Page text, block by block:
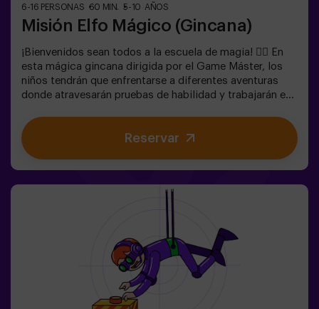
6-16 PERSONAS 60 MIN. 5-10 AÑOS
Misión Elfo Mágico (Gincana)
¡Bienvenidos sean todos a la escuela de magia! 🧙‍♀️ En
esta mágica gincana dirigida por el Game Máster, los
niños tendrán que enfrentarse a diferentes aventuras
donde atravesarán pruebas de habilidad y trabajarán en
poder alcanzar una misión y saborear una dulce... muy
dulce victoria. La imaginación es capaz de atravesar las
fronteras de la magia y esta gincana llevará a los
cumpleaños infantiles | fiestas infantilesPuedes
parada en la Sala de Meriendas, donde la magia también
está en cada bocado. 🎂 Consulta las condiciones.
Reservar